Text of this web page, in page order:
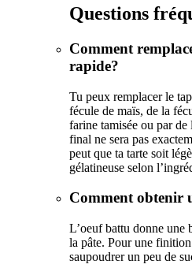
Questions
Comment
rapide?
Tu peux remplacer le
fécule de maïs, de la
farine tamisée ou par
final ne sera pas
peut que ta tarte soit
gélatineuse selon
Comment obtenir
L’oeuf battu donne une
la pâte. Pour une
saupoudrer un peu de